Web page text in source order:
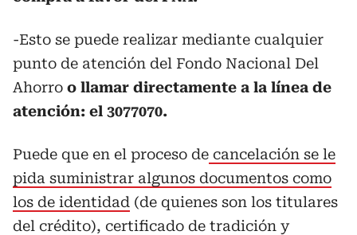
-Esto se puede realizar mediante cualquier
punto de atención del Fondo Nacional Del
Ahorro o llamar directamente a la línea de
atención: el 3077070.
Puede que en el proceso de cancelación se le
pida suministrar algunos documentos como
los de identidad (de quienes son los titulares
del crédito), certificado de tradición y